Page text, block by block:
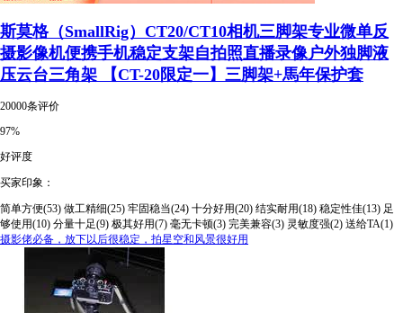
斯莫格（SmallRig）CT20/CT10相机三脚架专业微单反
摄影像机便携手机稳定支架自拍照直播录像户外独脚液
压云台三角架 【CT-20限定一】三脚架+馬年保护套
20000条评价
97%
好评度
买家印象：
简单方便(53) 做工精细(25) 牢固稳当(24) 十分好用(20) 结实耐用(18) 稳定性佳(13) 足
够使用(10) 分量十足(9) 极其好用(7) 毫无卡顿(3) 完美兼容(3) 灵敏度强(2) 送给TA(1)
摄影佬必备，放下以后很稳定，拍星空和风景很好用